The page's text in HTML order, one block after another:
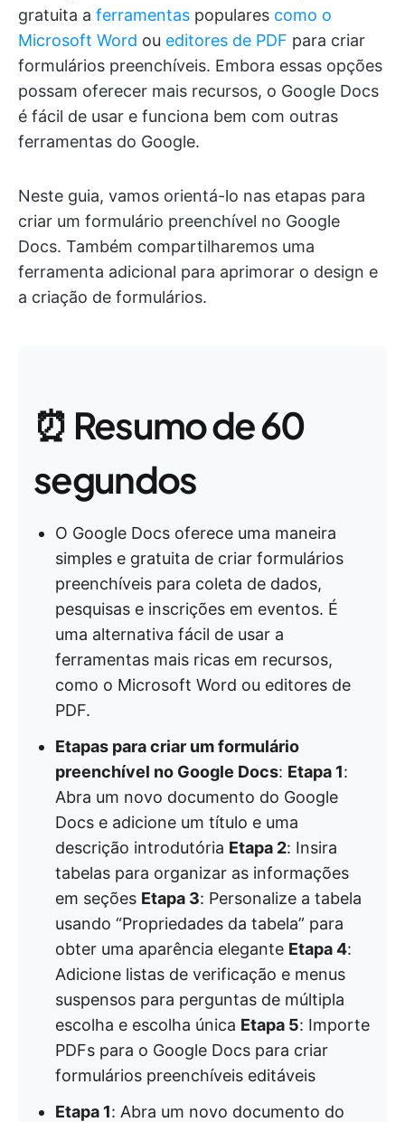
gratuita a ferramentas populares como o
Microsoft Word ou editores de PDF para criar
formulários preenchíveis. Embora essas opções
possam oferecer mais recursos, o Google Docs
é fácil de usar e funciona bem com outras
ferramentas do Google.
Neste guia, vamos orientá-lo nas etapas para
criar um formulário preenchível no Google
Docs. Também compartilharemos uma
ferramenta adicional para aprimorar o design e
a criação de formulários.
⏰ Resumo de 60
segundos
O Google Docs oferece uma maneira
simples e gratuita de criar formulários
preenchíveis para coleta de dados,
pesquisas e inscrições em eventos. É
uma alternativa fácil de usar a
ferramentas mais ricas em recursos,
como o Microsoft Word ou editores de
PDF.
Etapas para criar um formulário
preenchível no Google Docs: Etapa 1:
Abra um novo documento do Google
Docs e adicione um título e uma
descrição introdutória Etapa 2: Insira
tabelas para organizar as informações
em seções Etapa 3: Personalize a tabela
usando “Propriedades da tabela” para
obter uma aparência elegante Etapa 4:
Adicione listas de verificação e menus
suspensos para perguntas de múltipla
escolha e escolha única Etapa 5: Importe
PDFs para o Google Docs para criar
formulários preenchíveis editáveis
Etapa 1: Abra um novo documento do